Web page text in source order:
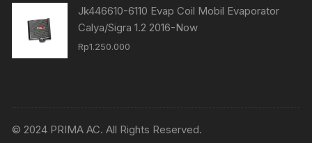
Jk446610-6110 Evap Coil Mobil Evaporator
Calya/Sigra 1.2 2016-Now
Rp1.250.000
© 2024 PRIMA AC. All Rights Reserved.